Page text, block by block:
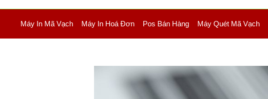
Máy In Mã Vạch Máy In Hoá Đơn Pos Bán Hàng Máy Quét Mã Vạch